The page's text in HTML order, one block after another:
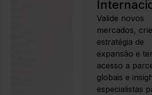
Valide novos
mercados,
estratégia de
expansão e
acesso a
globais e
especialistas